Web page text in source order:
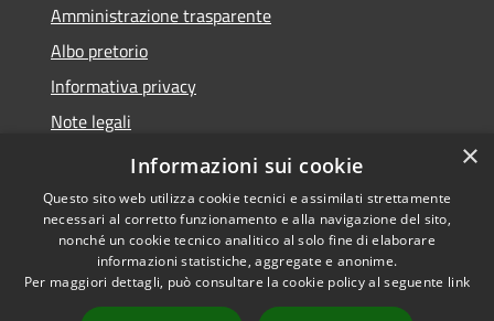
Amministrazione trasparente
Albo pretorio
Informativa privacy
Note legali
Dichiarazione di accessibilità
Accessibilità
Copyright © 2026 • Comune di
Lacchiarella • Powered by
×
Informazioni sui cookie
Questo sito web utilizza cookie tecnici e assimilati strettamente
necessari al corretto funzionamento e alla navigazione del sito,
nonché un cookie tecnico analitico al solo fine di elaborare
informazioni statistiche, aggregate e anonime.
Per maggiori dettagli, può consultare la cookie policy al seguente link